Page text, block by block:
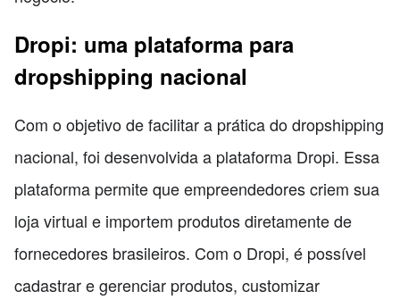
Dropi: uma plataforma para
dropshipping nacional
Com o objetivo de facilitar a prática do dropshipping
nacional, foi desenvolvida a plataforma Dropi. Essa
plataforma permite que empreendedores criem sua
loja virtual e importem produtos diretamente de
fornecedores brasileiros. Com o Dropi, é possível
cadastrar e gerenciar produtos, customizar